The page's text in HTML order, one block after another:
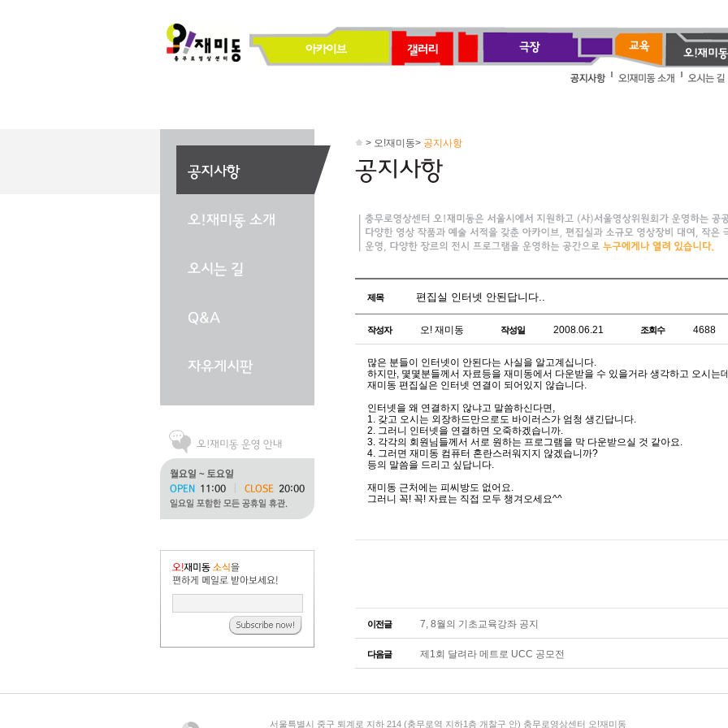
> 오!재미동> 공지사항
제목 편집실 인터넷 안된답니다..
작성자 오! 재미동 작성일 2008.06.21 조회수 4688
많은 분들이 인터넷이 안된다는 사실을 알고계십니다.
하지만, 몇몇분들께서 자료등을 재미동에서 다운받을 수 있을거라 생각하고 오시는
재미동 편집실은 인터넷 연결이 되어있지 않습니다.
인터넷을 왜 연결하지 않냐고 말씀하신다면,
1. 갖고 오시는 외장하드만으로도 바이러스가 엄청 생긴답니다.
2. 그러니 인터넷을 연결하면 오죽하겠습니까.
3. 각각의 회원님들께서 서로 원하는 프로그램을 막 다운받으실 것 같아요.
4. 그러면 재미동 컴퓨터 혼란스러워지지 않겠습니까?
등의 말씀을 드리고 싶답니다.
재미동 근처에는 피씨방도 없어요.
그러니 꼭! 꼭! 자료는 직접 모두 챙겨오세요^^
이전글 7, 8월의 기초교육강좌 공지
다음글 제1회 달려라 메트로 UCC 공모전
서울특별시 중구 퇴계로 지하 214 (충무로역 지하1층 개찰구 안) 충무로영상센터 오!재미동